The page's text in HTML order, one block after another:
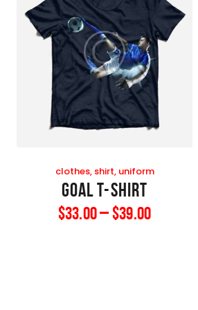
clothes, shirt, uniform
Goal T-Shirt
$33.00–$39.00